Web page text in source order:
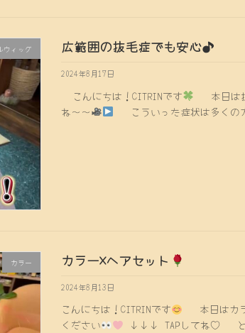
ウィッグ 広範囲の抜毛症でも安心♪
2024年8月17日
こんにちは！CITRINです 本日は
ね〜〜
こういった症状は多くの
カラー カラー×ヘアセット
2024年8月13日
こんにちは！CITRINです
本日はカラ
ください
↓↓↓ TAPしてね♡ とっ